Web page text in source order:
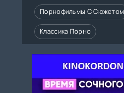
Порнофильмы С Сюжетом
Классика Порно